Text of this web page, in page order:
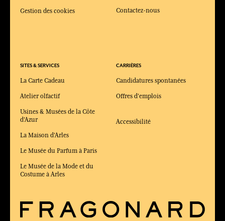
Gestion des cookies
SITES & SERVICES
La Carte Cadeau
Atelier olfactif
Usines & Musées de la Côte
d'Azur
La Maison d'Arles
Le Musée du Parfum à Paris
Le Musée de la Mode et du
Costume à Arles
Contactez-nous
CARRIÈRES
Candidatures spontanées
Offres d'emplois
Accessibilité